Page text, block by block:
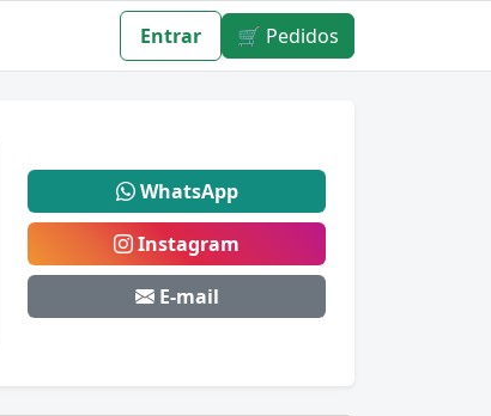
Entrar 🛒 Pedidos
WhatsApp
Instagram
E-mail